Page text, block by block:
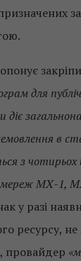
за
для
в
з
МХ-1,
у разі
ресурсу,
провайдер